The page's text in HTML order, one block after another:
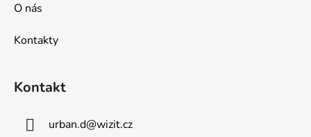
O nás
Kontakty
Kontakt
urban.d@wizit.cz